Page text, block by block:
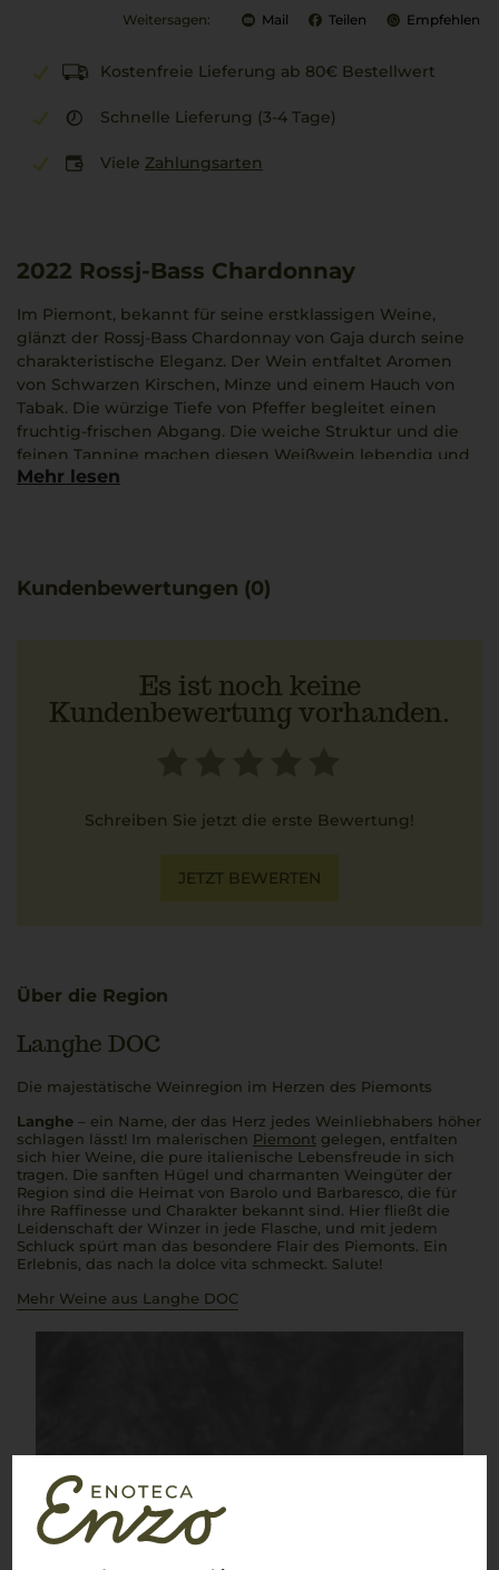
Weitersagen: Mail Teilen Empfehlen
Kostenfreie Lieferung ab 80€ Bestellwert
Schnelle Lieferung (3-4 Tage)
Viele Zahlungsarten
2022 Rossj-Bass Chardonnay
Im Piemont, bekannt für seine erstklassigen Weine,
glänzt der Rossj-Bass Chardonnay von Gaja durch seine
charakteristische Eleganz. Der Wein entfaltet Aromen
von Schwarzen Kirschen, Minze und einem Hauch von
Tabak. Die würzige Tiefe von Pfeffer begleitet einen
fruchtig-frischen Abgang. Die weiche Struktur und die
feinen Tannine machen diesen Weißwein lebendig und
geschmacklich harmonisch. Gaja, ein traditionsreicher
Mehr lesen
Kundenbewertungen (0)
Es ist noch keine
Kundenbewertung vorhanden.
Schreiben Sie jetzt die erste Bewertung!
JETZT BEWERTEN
Über die Region
Langhe DOC
Die majestätische Weinregion im Herzen des Piemonts
Langhe – ein Name, der das Herz jedes Weinliebhabers höher
schlagen lässt! Im malerischen Piemont gelegen, entfalten
sich hier Weine, die pure italienische Lebensfreude in sich
tragen. Die sanften Hügel und charmanten Weingüter der
Region sind die Heimat von Barolo und Barbaresco, die für
ihre Raffinesse und Charakter bekannt sind. Hier fließt die
Leidenschaft der Winzer in jede Flasche, und mit jedem
Schluck spürt man das besondere Flair des Piemonts. Ein
Erlebnis, das nach la dolce vita schmeckt. Salute!
Mehr Weine aus Langhe DOC